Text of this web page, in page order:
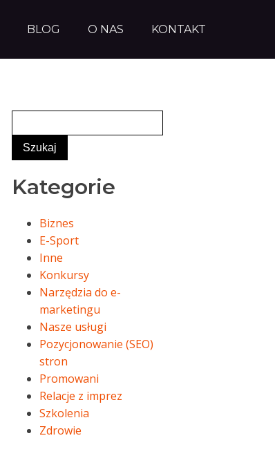
BLOG O NAS KONTAKT
Kategorie
Biznes
E-Sport
Inne
Konkursy
Narzędzia do e-
marketingu
Nasze usługi
Pozycjonowanie (SEO)
stron
Promowani
Relacje z imprez
Szkolenia
Zdrowie